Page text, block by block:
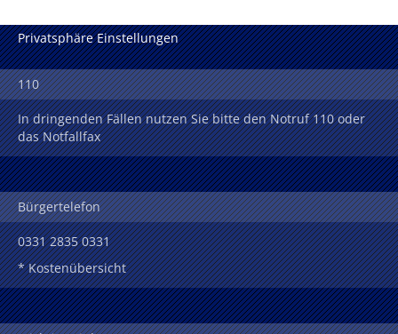
Privatsphäre Einstellungen
110
In dringenden Fällen nutzen Sie bitte den Notruf 110 oder
das Notfallfax
Bürgertelefon
0331 2835 0331
* Kostenübersicht